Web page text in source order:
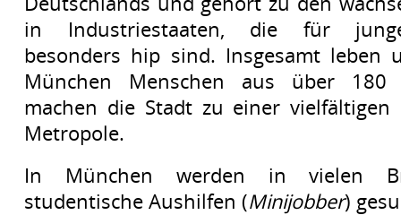
in Industriestaaten, die für
besonders hip sind. Insgesamt leben
München Menschen aus über 180
machen die Stadt zu einer
Metropole.
In München werden in vielen
studentische Aushilfen (Minijobber)